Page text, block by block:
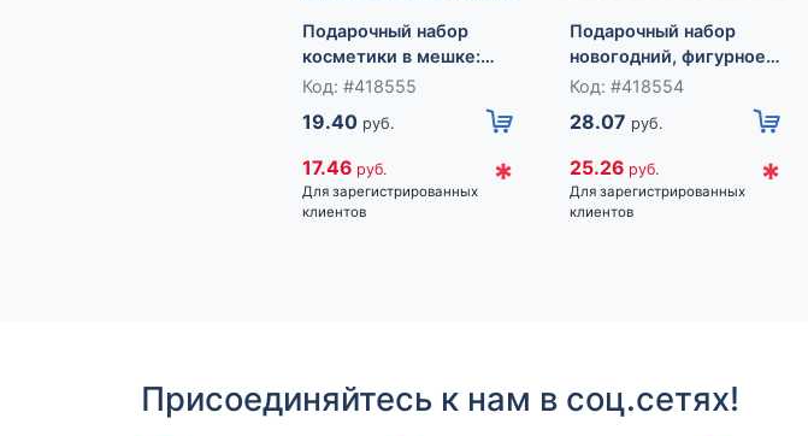
Подарочный набор
косметики в мешке:
крем для рук, пилочка,
гель для душа, аромат
фруктовый лимонад,
URAL LAB
Код: #418555
19.40 руб.
17.46 руб.
Для зарегистрированных
клиентов
*
Подарочный набор
новогодний, фигурное
мыло, фигурная свеча,
Код: #418554
28.07 руб.
25.26 руб.
Для зарегистрированных
клиентов
*
Присоединяйтесь к нам в соц.сетях!